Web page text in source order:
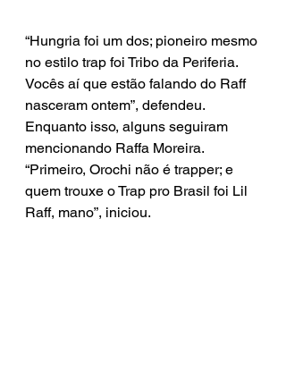
“Hungria foi um dos; pioneiro mesmo
no estilo trap foi Tribo da Periferia.
Vocês aí que estão falando do Raff
nasceram ontem”, defendeu.
Enquanto isso, alguns seguiram
mencionando Raffa Moreira.
“Primeiro, Orochi não é trapper; e
quem trouxe o Trap pro Brasil foi Lil
Raff, mano”, iniciou.